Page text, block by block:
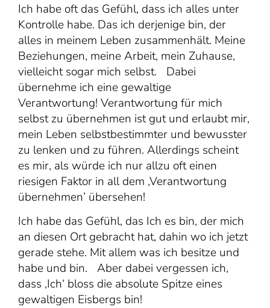
Ich habe oft das Gefühl, dass ich alles unter
Kontrolle habe. Das ich derjenige bin, der
alles in meinem Leben zusammenhält. Meine
Beziehungen, meine Arbeit, mein Zuhause,
vielleicht sogar mich selbst. Dabei
übernehme ich eine gewaltige
Verantwortung! Verantwortung für mich
selbst zu übernehmen ist gut und erlaubt mir,
mein Leben selbstbestimmter und bewusster
zu lenken und zu führen. Allerdings scheint
es mir, als würde ich nur allzu oft einen
riesigen Faktor in all dem ,Verantwortung
übernehmen’ übersehen!
Ich habe das Gefühl, das Ich es bin, der mich
an diesen Ort gebracht hat, dahin wo ich jetzt
gerade stehe. Mit allem was ich besitze und
habe und bin. Aber dabei vergessen ich,
dass ‚Ich‘ bloss die absolute Spitze eines
gewaltigen Eisbergs bin!